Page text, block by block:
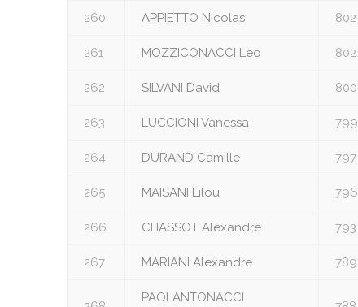
260 APPIETTO Nicolas 802
261 MOZZICONACCI Leo 802
262 SILVANI David 800
263 LUCCIONI Vanessa 799
264 DURAND Camille 797
265 MAISANI Lilou 796
266 CHASSOT Alexandre 793
267 MARIANI Alexandre 789
PAOLANTONACCI